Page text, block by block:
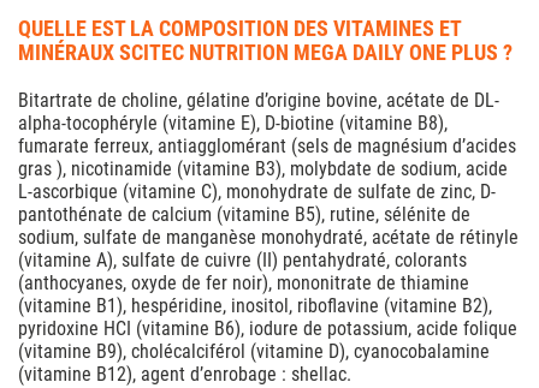
QUELLE EST LA COMPOSITION DES VITAMINES ET
MINÉRAUX SCITEC NUTRITION MEGA DAILY ONE PLUS ?
Bitartrate de choline, gélatine d’origine bovine, acétate de DL-
alpha-tocophéryle (vitamine E), D-biotine (vitamine B8),
fumarate ferreux, antiagglomérant (sels de magnésium d’acides
gras ), nicotinamide (vitamine B3), molybdate de sodium, acide
L-ascorbique (vitamine C), monohydrate de sulfate de zinc, D-
pantothénate de calcium (vitamine B5), rutine, sélénite de
sodium, sulfate de manganèse monohydraté, acétate de rétinyle
(vitamine A), sulfate de cuivre (II) pentahydraté, colorants
(anthocyanes, oxyde de fer noir), mononitrate de thiamine
(vitamine B1), hespéridine, inositol, riboflavine (vitamine B2),
pyridoxine HCI (vitamine B6), iodure de potassium, acide folique
(vitamine B9), cholécalciférol (vitamine D), cyanocobalamine
(vitamine B12), agent d’enrobage : shellac.